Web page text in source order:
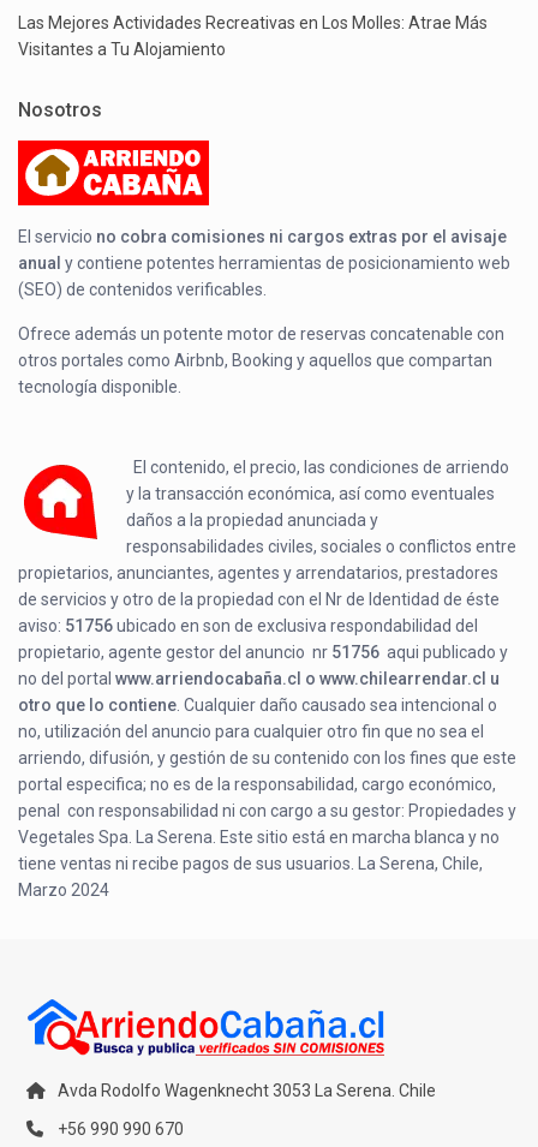
Las Mejores Actividades Recreativas en Los Molles: Atrae Más
Visitantes a Tu Alojamiento
Nosotros
El servicio no cobra comisiones ni cargos extras por el avisaje
anual y contiene potentes herramientas de posicionamiento web
(SEO) de contenidos verificables.
Ofrece además un potente motor de reservas concatenable con
otros portales como Airbnb, Booking y aquellos que compartan
tecnología disponible.
El contenido, el precio, las condiciones de arriendo
y la transacción económica, así como eventuales
daños a la propiedad anunciada y
responsabilidades civiles, sociales o conflictos entre
propietarios, anunciantes, agentes y arrendatarios, prestadores
de servicios y otro de la propiedad con el Nr de Identidad de éste
aviso: 51756ubicado enson de exclusiva respondabilidad del
propietario, agente gestor del anuncio nr 51756 aqui publicado y
no del portalwww.arriendocabaña.cl o www.chilearrendar.cl u
otro que lo contiene . Cualquier daño causado sea intencional o
no, utilización del anuncio para cualquier otro fin que no sea el
arriendo, difusión, y gestión de su contenido con los fines que este
portal especifica; no es de la responsabilidad, cargo económico,
penal con responsabilidad ni con cargo a su gestor: Propiedades y
Vegetales Spa. La Serena. Este sitio está en marcha blanca y no
tiene ventas ni recibe pagos de sus usuarios. La Serena, Chile,
Marzo 2024
Avda Rodolfo Wagenknecht 3053 La Serena. Chile
+56 990 990 670